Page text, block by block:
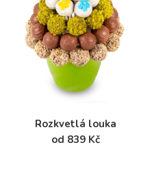
Rozkvetlá louka
od 839 Kč